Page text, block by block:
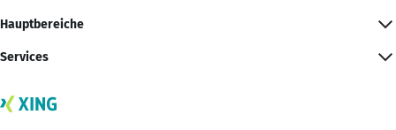
Hauptbereiche
Services